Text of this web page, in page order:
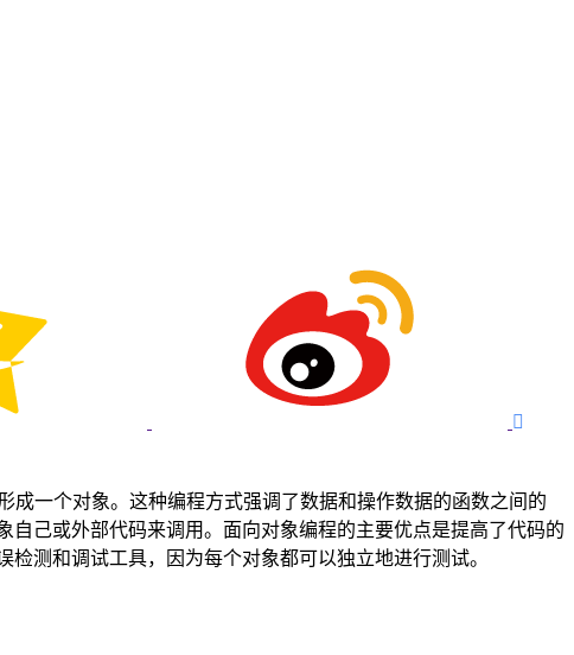

成一个对象。这种编程方式强调了数据和操作数据的函数之间的
己或外部代码来调用。面向对象编程的主要优点是提高了代码的
测和调试工具，因为每个对象都可以独立地进行测试。